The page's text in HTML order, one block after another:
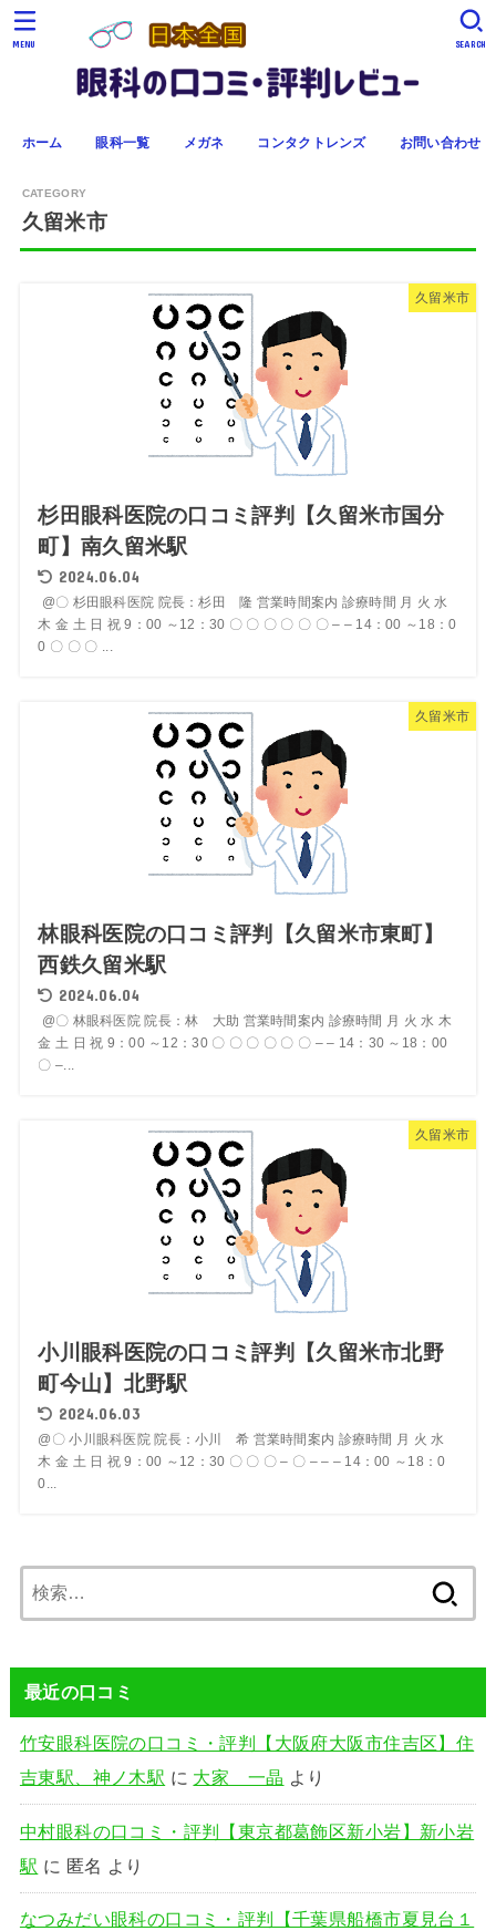
ホーム 眼科一覧 メガネ コンタクトレンズ お問い合わせ
SEARCH
MENU
久留米市
久留米市
杉田眼科医院の口コミ評判【久留米市国分
町】南久留米駅
2024.06.04
@〇 杉田眼科医院 院長：杉田 隆 営業時間案内 診療時間 月 火 水
木 金 土 日 祝 9：00 ～12：30 〇 〇 〇 〇 〇 〇 – – 14：00 ～18：0
0 〇 〇 〇 ...
久留米市
林眼科医院の口コミ評判【久留米市東町】
西鉄久留米駅
2024.06.04
@〇 林眼科医院 院長：林 大助 営業時間案内 診療時間 月 火 水 木
金 土 日 祝 9：00 ～12：30 〇 〇 〇 〇 〇 〇 – – 14：30 ～18：00
〇 –...
久留米市
小川眼科医院の口コミ評判【久留米市北野
町今山】北野駅
2024.06.03
@〇 小川眼科医院 院長：小川 希 営業時間案内 診療時間 月 火 水
木 金 土 日 祝 9：00 ～12：30 〇 〇 〇 – 〇 – – – 14：00 ～18：0
0...
索:
最近の口コミ
竹安眼科医院の口コミ・評判【大阪府大阪市住吉区】住
吉東駅、神ノ木駅 に 大家 一晶 より
中村眼科の口コミ・評判【東京都葛飾区新小岩】新小岩
駅 に 匿名 より
なつみだい眼科の口コミ・評判【千葉県船橋市夏見台１